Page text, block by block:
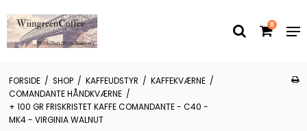
0
FORSIDE / SHOP / KAFFEUDSTYR / KAFFEKVÆRNE /
COMANDANTE HÅNDKVÆRNE /
+ 100 GR FRISKRISTET KAFFE COMANDANTE - C40 -
MK4 - VIRGINIA WALNUT